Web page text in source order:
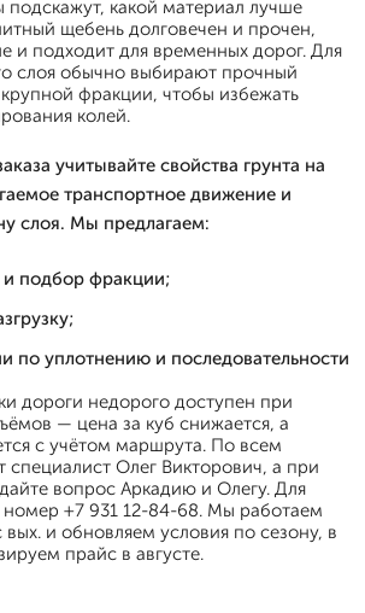
какой материал лучше
щебень долговечен и прочен,
и подходит для временных дорог. Для
слоя обычно выбирают прочный
фракции, чтобы избежать
колей.
учитывайте свойства грунта на
транспортное движение и
слоя. Мы предлагаем:
и подбор фракции;
по уплотнению и последовательности
дороги недорого доступен при
— цена за куб снижается, а
с учётом маршрута. По всем
специалист Олег Викторович, а при
вопрос Аркадию и Олегу. Для
номер +7 931 12-84-68. Мы работаем
и обновляем условия по сезону, в
прайс в августе.